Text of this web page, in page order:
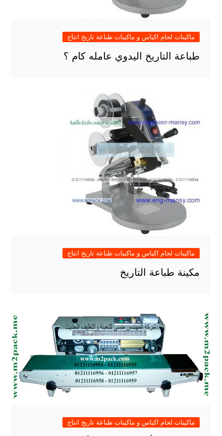
ماكينات لحام اكياس و ماكينات طباعة تاريخ انتاج
طباعة التاريخ اليدوي عامله كام ؟
ماكينات لحام اكياس و ماكينات طباعة تاريخ انتاج
مكينة طباعة التاريخ
ماكينات لحام اكياس و ماكينات طباعة تاريخ انتاج